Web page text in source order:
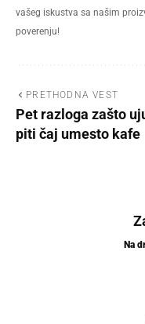
vašeg iskustva sa našim
poverenju!
PRETHODNA VEST
Pet razloga zašto
piti čaj umesto kafe
Na